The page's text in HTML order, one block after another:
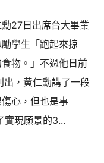
27日出席台大畢業
學生「跑起來掠
物。」不過他日前
，黃仁勳講了一段
心，但也是事
實現願景的3...